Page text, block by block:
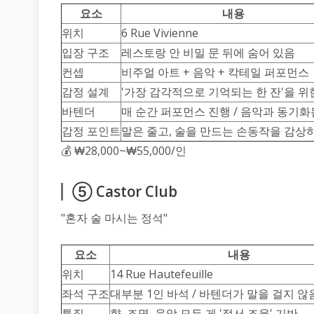
요소
내용
위치
6 Rue Vivienne
입장 구조
레스토랑 안 비밀 문 뒤에 숨어 있음
컨셉
비주얼 아트 + 음악 + 칵테일 퍼포먼스
감정 설계
'가장 감각적으로 기억되는 한 잔'을 위
바텐더
매 순간 퍼포먼스 진행 / 음악과 동기화
감정 포인트말은 줄고, 술을 만드는 손동작을 감상
💰 ₩28,000~₩55,000/인
⑤ Castor Club
"혼자 술 마시는 정석"
요소
내용
위치
14 Rue Hautefeuille
좌석 구조대부분 1인 바석 / 바텐더가 말을 걸지 않